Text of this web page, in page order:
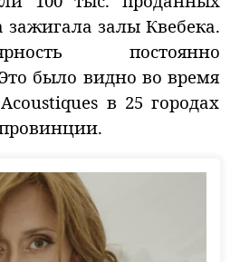
зажигала залы Квебека.
постоянно
было видно во время
в 25 городах